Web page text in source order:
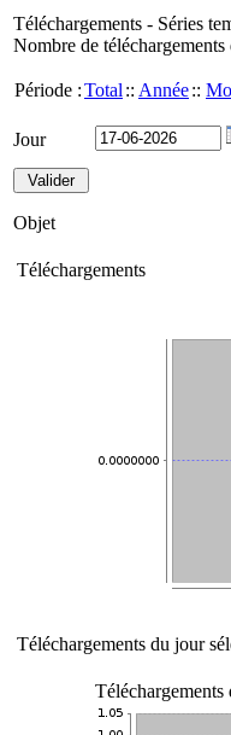
Téléchargements - Séries
Nombre de
Période :Total :: Année::
Jour
Objet
Téléchargements
Téléchargements du jour